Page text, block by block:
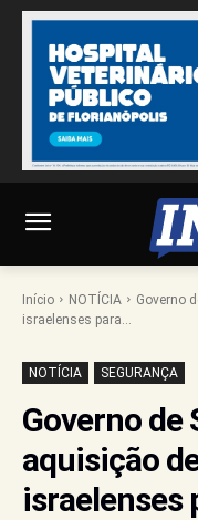
Início NOTÍCIA
Governo
israelenses para...
NOTÍCIA SEGURANÇA
Governo de
aquisição
israelenses